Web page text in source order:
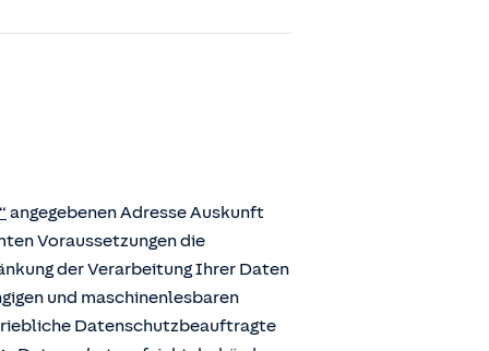
angegebenen Adresse Auskunft
Voraussetzungen die
der Verarbeitung Ihrer Daten
und maschinenlesbaren
Datenschutzbeauftragte